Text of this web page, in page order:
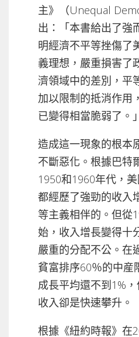
主》（Unequal
出：「本書給出了強
明經濟不平等挫傷了
義理想，嚴重損害了
濟領域中的差別，平
加以限制的抵消作用
已變得相當脆弱了。」
造成這一現象的根本
不斷惡化。根據巴特
1950和1960年代，
都經歷了強勁的收入
等主義相伴的。但從
始，收入增長變得十
嚴重的分配不公。在
貧富排序60％的中産
成長平均還不到1%
收入卻是快速攀升。
根據《紐約時報》在